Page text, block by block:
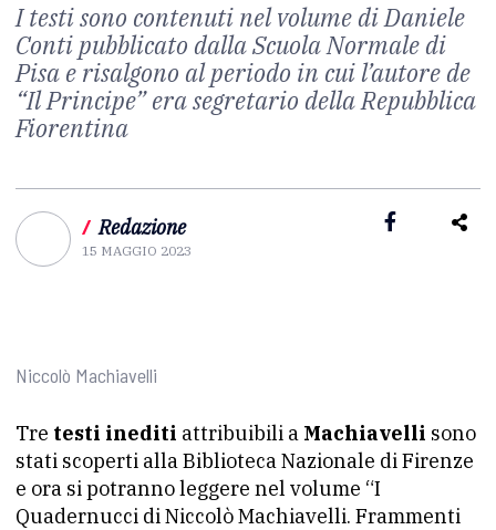
I testi sono contenuti nel volume di Daniele
Conti pubblicato dalla Scuola Normale di
Pisa e risalgono al periodo in cui l’autore de
“Il Principe” era segretario della Repubblica
Fiorentina
/ Redazione
15 MAGGIO 2023
Niccolò Machiavelli
Tre testi inediti attribuibili a Machiavelli sono
stati scoperti alla Biblioteca Nazionale di Firenze
e ora si potranno leggere nel volume “I
Quadernucci di Niccolò Machiavelli. Frammenti